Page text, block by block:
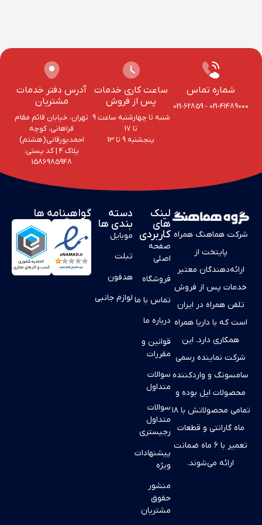
شماره تماس
021-41489000
-
021-62859
ساعت کاری خدمات
پس از فروش
شنبه تا چهارشنبه ساعت 9
تا 17
پنجشنبه 9 تا 13
آدرس دفتر خدمات
مشتریان
تهران، خیابان قائم مقام
فراهانی، کوچه
احمد‌بورقانی(هشتم)
پلاک 4‌ | کد پستی:
1586985948
لینک
های
کاربردی
صفحه
اصلی
فروشگاه
تماس با ما
درباره ما
قوانین و
مقررات
سوالات
متداول
سوالات
متداول
رجیستری
پیشنهادات
ویژه
منشور
حقوق
مشتریان
دسته
بندی ها
موبایل
تبلت
هدفون
لوازم جانبی
شرکت هماهنگ همراه
پایتخت از
ارائه‌دهندگان معتبر
خدمات پس از فروش
تلفن همراه در ایران
است که با داریا همراه
همکاری دارد. این
شرکت نماینده رسمی
سامسونگ و واردکننده
محصولات اپل بوده و
تمامی محصولاتش با ۱۸
ماه گارانتی و قطعات
تعمیر با ۶ ماه ضمانت
ارائه می‌شوند.
گواهینامه ها